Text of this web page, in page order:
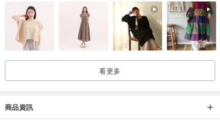
首先考慮頭皮：
油性頭皮、落髮問題-鳴海之途
乾性頭皮、髮質受損-塵酒夜行
若為中性頭皮/髮質：
看更多
商品資訊